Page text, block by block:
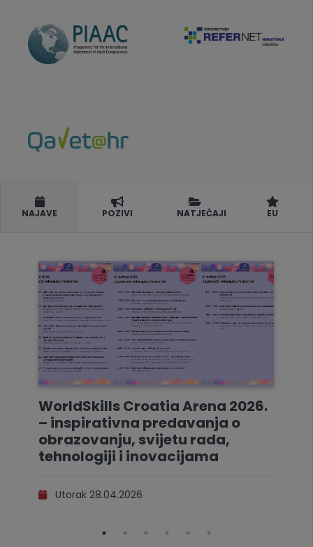
NAJAVE POZIVI NATJEČAJI EU
WorldSkills Croatia Arena 2026.
– inspirativna predavanja o
obrazovanju, svijetu rada,
tehnologiji i inovacijama
Utorak 28.04.2026